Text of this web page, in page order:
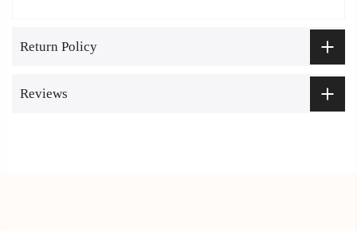
Return Policy
Reviews